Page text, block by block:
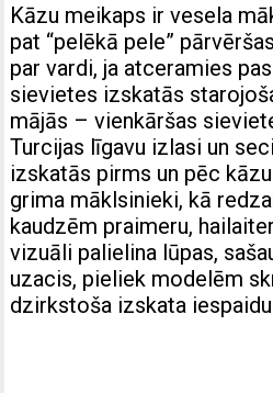
Kāzu meikaps ir vesela
pat “pelēkā pele”
par vardi, ja atceramies
sievietes izskatās
mājās – vienkāršas
Turcijas līgavu izlasi un
izskatās pirms un pēc
grima māklsinieki, kā
kaudzēm praimeru,
vizuāli palielina lūpas,
uzacis, pieliek modelēm
dzirkstoša izskata